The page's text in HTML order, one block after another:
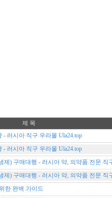
제 목
러시아 직구 우라몰 Ula24.top
러시아 직구 우라몰 Ula24.top
제) 구매대행 - 러시아 약, 의약품 전문 직
제) 구매대행 - 러시아 약, 의약품 전문 직
한 완벽 가이드